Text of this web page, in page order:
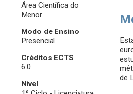
Área Científica do
Menor
Modo de Ensino
Presencial
Créditos ECTS
6.0
Nível
de